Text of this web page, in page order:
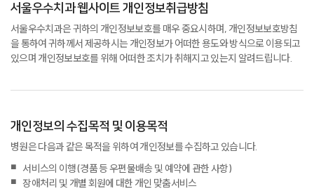
서울우수치과 웹사이트 개인정보취급방침
서울우수치과은 귀하의 개인정보보호를 매우 중요시하며, 개인정보보호방침
을 통하여 귀하께서 제공하시는 개인정보가 어떠한 용도와 방식으로 이용되고
있으며 개인정보보호를 위해 어떠한 조치가 취해지고 있는지 알려드립니다.
개인정보의 수집목적 및 이용목적
병원은 다음과 같은 목적을 위하여 개인정보를 수집하고 있습니다.
서비스의 이행 (경품 등 우편물배송 및 예약에 관한 사항)
장애처리 및 개별 회원에 대한 개인 맞춤서비스